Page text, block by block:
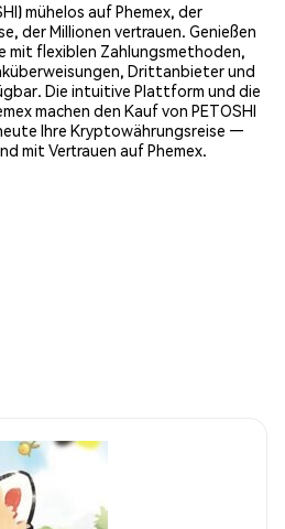
mühelos auf Phemex, der
der Millionen vertrauen. Genießen
mit flexiblen Zahlungsmethoden,
Drittanbieter und
Die intuitive Plattform und die
machen den Kauf von PETOSHI
Ihre Kryptowährungsreise —
mit Vertrauen auf Phemex.